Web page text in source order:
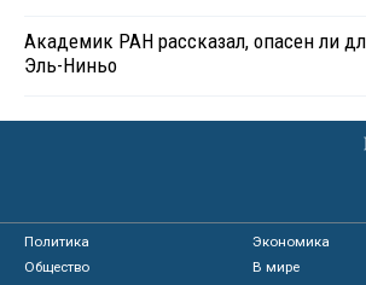
Академик РАН рассказал, опасен ли
Эль-Ниньо
Политика
Экономика
Общество
В мире